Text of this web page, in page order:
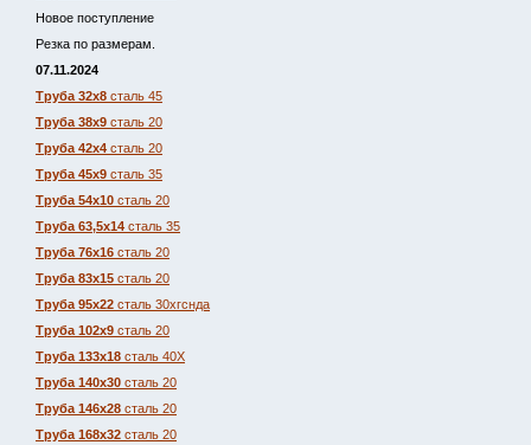
Новое поступление
Резка по размерам.
07.11.2024
Труба 32х8 сталь 45
Труба 38х9 сталь 20
Труба 42х4 сталь 20
Труба 45х9 сталь 35
Труба 54х10 сталь 20
Труба 63,5х14 сталь 35
Труба 76х16 сталь 20
Труба 83х15 сталь 20
Труба 95х22 сталь 30хгснда
Труба 102х9 сталь 20
Труба 133х18 сталь 40Х
Труба 140х30 сталь 20
Труба 146х28 сталь 20
Труба 168х32 сталь 20